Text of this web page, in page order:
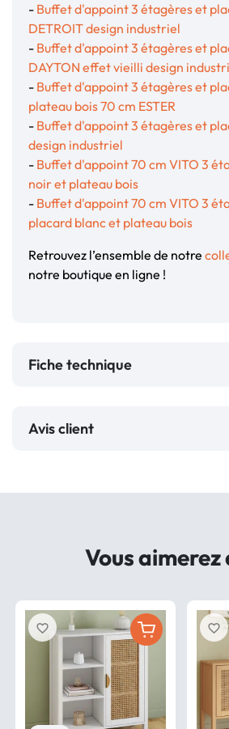
- Buffet d'appoint 3 étagères et
DETROIT design industriel
- Buffet d'appoint 3 étagères et
DAYTON effet vieilli design
- Buffet d'appoint 3 étagères et
plateau bois 70 cm ESTER
- Buffet d'appoint 3 étagères et
design industriel
- Buffet d'appoint 70 cm VITO 3
noir et plateau bois
- Buffet d'appoint 70 cm VITO 3
placard blanc et plateau bois
Retrouvez l’ensemble de notre
notre boutique en ligne !
Fiche technique
Avis client
Vous aimerez
favorite_border favorite_border